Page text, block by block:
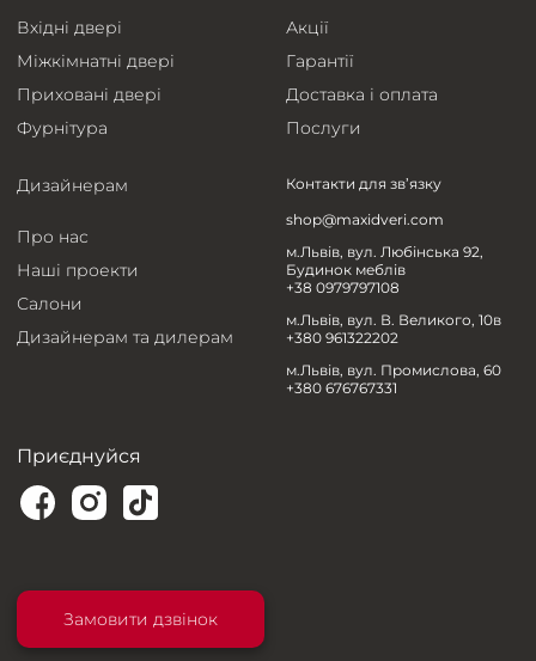
Вхідні двері
Міжкімнатні двері
Приховані двері
Фурнітура
Акції
Гарантії
Доставка і оплата
Послуги
Дизайнерам
Про нас
Наші проекти
Салони
Дизайнерам та дилерам
Контакти для зв’язку
shop@maxidveri.com
м.Львів, вул. Любінська 92,
Будинок меблів
+38 0979797108
м.Львів, вул. В. Великого, 10в
+380 961322202
м.Львів, вул. Промислова, 60
+380 676767331
Приєднуйся
Замовити дзвінок